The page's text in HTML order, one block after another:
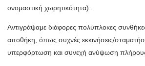
ονομαστική χωρητικότητα):
Αντιγράψαμε διάφορες πολύπλοκες
αποθήκη, όπως συχνές εκκινήσεις/
υπερφόρτωση και συνεχή ανύψωση